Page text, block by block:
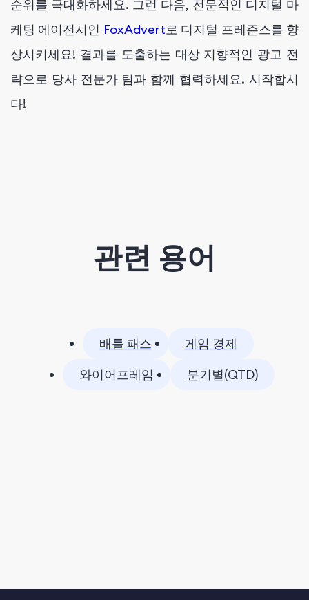
순위를 극대화하세요. 그런 다음, 전문적인 디지털 마
케팅 에이전시인 FoxAdvert로 디지털 프레즌스를 향
상시키세요! 결과를 도출하는 대상 지향적인 광고 전
략으로 당사 전문가 팀과 함께 협력하세요. 시작합시
다!
관련 용어
배틀 패스
게임 경제
와이어프레임
분기별(QTD)